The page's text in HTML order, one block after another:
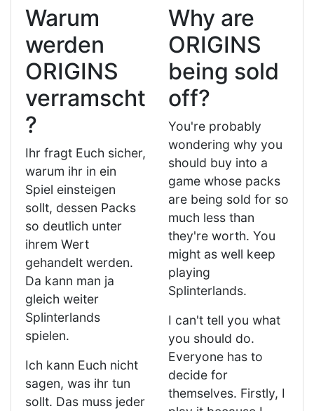
Warum
werden
ORIGINS
verramscht
?
Ihr fragt Euch sicher,
warum ihr in ein
Spiel einsteigen
sollt, dessen Packs
so deutlich unter
ihrem Wert
gehandelt werden.
Da kann man ja
gleich weiter
Splinterlands
spielen.
Ich kann Euch nicht
sagen, was ihr tun
sollt. Das muss jeder
Why are
ORIGINS
being sold
off?
You're probably
wondering why you
should buy into a
game whose packs
are being sold for so
much less than
they're worth. You
might as well keep
playing
Splinterlands.
I can't tell you what
you should do.
Everyone has to
decide for
themselves. Firstly, I